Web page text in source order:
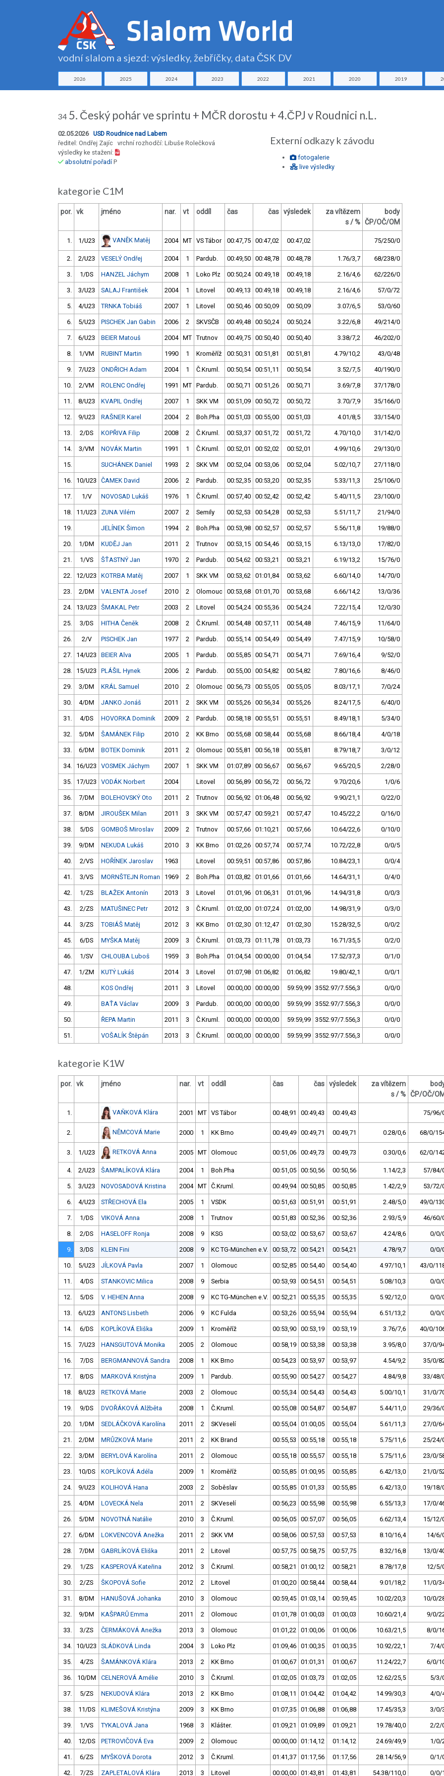
vodní slalom a sjezd: výsledky, žebříčky, data ČSK DV
2026 2025 2024 2023 2022 2021 2020 2019
34 5. Český pohár ve sprintu + MČR dorostu + 4.ČPJ v Roudnici n.L.
02.05.2026 USD Roudnice nad Labem
ředitel: Ondřej Zajíc vrchní rozhodčí: Libuše Rolečková
výsledky ke stažení:
absolutní pořadíP
Externí odkazy k závodu
fotogalerie
live výsledky
kategorie C1M
por. vk jméno nar. vt oddíl čas čas výsledek
za vítězem
s / %
body
ČP/OČ/OM
1. 1/U23 VANĚK Matěj 2004 MT VS Tábor 00:47,75 00:47,02 00:47,02 75/250/0
2. 2/U23 VESELÝ Ondřej 2004 1 Pardub. 00:49,50 00:48,78 00:48,78 1.76/3,7 68/238/0
3. 1/DS HANZEL Jáchym 2008 1 Loko Plz 00:50,24 00:49,18 00:49,18 2.16/4,6 62/226/0
3. 3/U23 SALAJ František 2004 1 Litovel 00:49,13 00:49,18 00:49,18 2.16/4,6 57/0/72
5. 4/U23 TRNKA Tobiáš 2007 1 Litovel 00:50,46 00:50,09 00:50,09 3.07/6,5 53/0/60
6. 5/U23 PISCHEK Jan Gabin 2006 2 SKVSČB 00:49,48 00:50,24 00:50,24 3.22/6,8 49/214/0
7. 6/U23 BEIER Matouš 2004 MT Trutnov 00:49,75 00:50,40 00:50,40 3.38/7,2 46/202/0
8. 1/VM RUBINT Martin 1990 1 Kroměříž 00:50,31 00:51,81 00:51,81 4.79/10,2 43/0/48
9. 7/U23 ONDŘICH Adam 2004 1 Č.Kruml. 00:50,54 00:51,11 00:50,54 3.52/7,5 40/190/0
10. 2/VM ROLENC Ondřej 1991 MT Pardub. 00:50,71 00:51,26 00:50,71 3.69/7,8 37/178/0
11. 8/U23 KVAPIL Ondřej 2007 1 SKK VM 00:51,09 00:50,72 00:50,72 3.70/7,9 35/166/0
12. 9/U23 RAŠNER Karel 2004 2 Boh.Pha 00:51,03 00:55,00 00:51,03 4.01/8,5 33/154/0
13. 2/DS KOPŘIVA Filip 2008 2 Č.Kruml. 00:53,37 00:51,72 00:51,72 4.70/10,0 31/142/0
14. 3/VM NOVÁK Martin 1991 1 Č.Kruml. 00:52,01 00:52,02 00:52,01 4.99/10,6 29/130/0
15. SUCHÁNEK Daniel 1993 2 SKK VM 00:52,04 00:53,06 00:52,04 5.02/10,7 27/118/0
16. 10/U23 ČAMEK David 2006 2 Pardub. 00:52,35 00:53,20 00:52,35 5.33/11,3 25/106/0
17. 1/V NOVOSAD Lukáš 1976 1 Č.Kruml. 00:57,40 00:52,42 00:52,42 5.40/11,5 23/100/0
18. 11/U23 ZUNA Vilém 2007 2 Semily 00:52,53 00:54,28 00:52,53 5.51/11,7 21/94/0
19. JELÍNEK Šimon 1994 2 Boh.Pha 00:53,98 00:52,57 00:52,57 5.56/11,8 19/88/0
20. 1/DM KUDĚJ Jan 2011 2 Trutnov 00:53,15 00:54,46 00:53,15 6.13/13,0 17/82/0
21. 1/VS ŠŤASTNÝ Jan 1970 2 Pardub. 00:54,62 00:53,21 00:53,21 6.19/13,2 15/76/0
22. 12/U23 KOTRBA Matěj 2007 1 SKK VM 00:53,62 01:01,84 00:53,62 6.60/14,0 14/70/0
23. 2/DM VALENTA Josef 2010 2 Olomouc 00:53,68 01:01,70 00:53,68 6.66/14,2 13/0/36
24. 13/U23 ŠMAKAL Petr 2003 2 Litovel 00:54,24 00:55,36 00:54,24 7.22/15,4 12/0/30
25. 3/DS HITHA Čeněk 2008 2 Č.Kruml. 00:54,48 00:57,11 00:54,48 7.46/15,9 11/64/0
26. 2/V PISCHEK Jan 1977 2 Pardub. 00:55,14 00:54,49 00:54,49 7.47/15,9 10/58/0
27. 14/U23 BEIER Alva 2005 1 Pardub. 00:55,85 00:54,71 00:54,71 7.69/16,4 9/52/0
28. 15/U23 PLÁŠIL Hynek 2006 2 Pardub. 00:55,00 00:54,82 00:54,82 7.80/16,6 8/46/0
29. 3/DM KRÁL Samuel 2010 2 Olomouc 00:56,73 00:55,05 00:55,05 8.03/17,1 7/0/24
30. 4/DM JANKO Jonáš 2011 2 SKK VM 00:55,26 00:56,34 00:55,26 8.24/17,5 6/40/0
31. 4/DS HOVORKA Dominik 2009 2 Pardub. 00:58,18 00:55,51 00:55,51 8.49/18,1 5/34/0
32. 5/DM ŠAMÁNEK Filip 2010 2 KK Brno 00:55,68 00:58,44 00:55,68 8.66/18,4 4/0/18
33. 6/DM BOTEK Dominik 2011 2 Olomouc 00:55,81 00:56,18 00:55,81 8.79/18,7 3/0/12
34. 16/U23 VOSMEK Jáchym 2007 1 SKK VM 01:07,89 00:56,67 00:56,67 9.65/20,5 2/28/0
35. 17/U23 VODÁK Norbert 2004 Litovel 00:56,89 00:56,72 00:56,72 9.70/20,6 1/0/6
36. 7/DM BOLEHOVSKÝ Oto 2011 2 Trutnov 00:56,92 01:06,48 00:56,92 9.90/21,1 0/22/0
37. 8/DM JIROUŠEK Milan 2011 3 SKK VM 00:57,47 00:59,21 00:57,47 10.45/22,2 0/16/0
38. 5/DS GOMBOŠ Miroslav 2009 2 Trutnov 00:57,66 01:10,21 00:57,66 10.64/22,6 0/10/0
39. 9/DM NEKUDA Lukáš 2010 3 KK Brno 01:02,26 00:57,74 00:57,74 10.72/22,8 0/0/5
40. 2/VS HOŘÍNEK Jaroslav 1963 Litovel 00:59,51 00:57,86 00:57,86 10.84/23,1 0/0/4
41. 3/VS MORNŠTEJN Roman 1969 2 Boh.Pha 01:03,82 01:01,66 01:01,66 14.64/31,1 0/4/0
42. 1/ZS BLAŽEK Antonín 2013 3 Litovel 01:01,96 01:06,31 01:01,96 14.94/31,8 0/0/3
43. 2/ZS MATUŠINEC Petr 2012 3 Č.Kruml. 01:02,00 01:07,24 01:02,00 14.98/31,9 0/3/0
44. 3/ZS TOBIÁŠ Matěj 2012 3 KK Brno 01:02,30 01:12,47 01:02,30 15.28/32,5 0/0/2
45. 6/DS MYŠKA Matěj 2009 3 Č.Kruml. 01:03,73 01:11,78 01:03,73 16.71/35,5 0/2/0
46. 1/SV CHLOUBA Luboš 1959 3 Boh.Pha 01:04,54 00:00,00 01:04,54 17.52/37,3 0/1/0
47. 1/ZM KUTÝ Lukáš 2014 3 Litovel 01:07,98 01:06,82 01:06,82 19.80/42,1 0/0/1
48. KOS Ondřej 2011 3 Litovel 00:00,00 00:00,00 59:59,99 3552.97/7.556,3 0/0/0
49. BAŤA Václav 2009 3 Pardub. 00:00,00 00:00,00 59:59,99 3552.97/7.556,3 0/0/0
50. ŘEPA Martin 2011 3 Č.Kruml. 00:00,00 00:00,00 59:59,99 3552.97/7.556,3 0/0/0
51. VOŠALÍK Štěpán 2013 3 Č.Kruml. 00:00,00 00:00,00 59:59,99 3552.97/7.556,3 0/0/0
kategorie K1W
por. vk jméno nar. vt oddíl čas čas výsledek
za vítězem
s / % ČP/OČ/
1. VAŇKOVÁ Klára 2001 MT VS Tábor 00:48,91 00:49,43 00:49,43 75/96/
2. NĚMCOVÁ Marie 2000 1 KK Brno 00:49,49 00:49,71 00:49,71 0.28/0,6 68/0/
3. 1/U23 RETKOVÁ Anna 2005 MT Olomouc 00:51,06 00:49,73 00:49,73 0.30/0,6 62/0/
4. 2/U23 ŠAMPALÍKOVÁ Klára 2004 1 Boh.Pha 00:51,05 00:50,56 00:50,56 1.14/2,3 57/84/
5. 3/U23 NOVOSADOVÁ Kristina 2004 MT Č.Kruml. 00:49,94 00:50,85 00:50,85 1.42/2,9 53/72/
6. 4/U23 STŘECHOVÁ Ela 2005 1 VSDK 00:51,63 00:51,91 00:51,91 2.48/5,0 49/0/
7. 1/DS VIKOVÁ Anna 2008 1 Trutnov 00:51,83 00:52,36 00:52,36 2.93/5,9 46/60/
8. 2/DS HASELOFF Ronja 2008 9 KSG 00:53,02 00:53,67 00:53,67 4.24/8,6 0/0/
9. 3/DS KLEIN Fini 2008 9 KC TG-München e.V. 00:53,72 00:54,21 00:54,21 4.78/9,7 0/0/
10. 5/U23 JÍLKOVÁ Pavla 2007 1 Olomouc 00:52,85 00:54,40 00:54,40 4.97/10,1 43/0/
11. 4/DS STANKOVIC Milica 2008 9 Serbia 00:53,93 00:54,51 00:54,51 5.08/10,3 0/0/
12. 5/DS V. HEHEN Anna 2008 9 KC TG-München e.V. 00:52,21 00:55,35 00:55,35 5.92/12,0 0/0/
13. 6/U23 ANTONS Lisbeth 2006 9 KC Fulda 00:53,26 00:55,94 00:55,94 6.51/13,2 0/0/
14. 6/DS KOPLÍKOVÁ Eliška 2009 1 Kroměříž 00:53,90 00:53,19 00:53,19 3.76/7,6 40/0/
15. 7/U23 HANSGUTOVÁ Monika 2005 2 Olomouc 00:58,19 00:53,38 00:53,38 3.95/8,0 37/0/
16. 7/DS BERGMANNOVÁ Sandra 2008 1 KK Brno 00:54,23 00:53,97 00:53,97 4.54/9,2 35/0/
17. 8/DS MARKOVÁ Kristýna 2009 1 Pardub. 00:55,90 00:54,27 00:54,27 4.84/9,8 33/48/
18. 8/U23 RETKOVÁ Marie 2003 2 Olomouc 00:55,34 00:54,43 00:54,43 5.00/10,1 31/0/
19. 9/DS DVOŘÁKOVÁ Alžběta 2008 1 Č.Kruml. 00:55,08 00:54,87 00:54,87 5.44/11,0 29/36/
20. 1/DM SEDLÁČKOVÁ Karolína 2011 2 SKVeselí 00:55,04 01:00,05 00:55,04 5.61/11,3 27/0/
21. 2/DM MRŮZKOVÁ Marie 2011 2 KK Brand 00:55,53 00:55,18 00:55,18 5.75/11,6 25/24/
22. 3/DM BERYLOVÁ Karolína 2011 2 Olomouc 00:55,18 00:55,57 00:55,18 5.75/11,6 23/0/
23. 10/DS KOPLÍKOVÁ Adéla 2009 1 Kroměříž 00:55,85 01:00,95 00:55,85 6.42/13,0 21/0/
24. 9/U23 KOLIHOVÁ Hana 2003 2 Soběslav 00:55,85 01:01,33 00:55,85 6.42/13,0 19/18/
25. 4/DM LOVECKÁ Nela 2011 2 SKVeselí 00:56,23 00:55,98 00:55,98 6.55/13,3 17/0/
26. 5/DM NOVOTNÁ Natálie 2010 3 Č.Kruml. 00:56,05 00:57,07 00:56,05 6.62/13,4 15/12/
27. 6/DM LOKVENCOVÁ Anežka 2011 2 SKK VM 00:58,06 00:57,53 00:57,53 8.10/16,4 14/6/
28. 7/DM GABRLÍKOVÁ Eliška 2011 2 Litovel 00:57,75 00:58,75 00:57,75 8.32/16,8 13/0/
29. 1/ZS KASPEROVÁ Kateřina 2012 3 Č.Kruml. 00:58,21 01:00,12 00:58,21 8.78/17,8 12/5/
30. 2/ZS ŠKOPOVÁ Sofie 2012 2 Litovel 01:00,20 00:58,44 00:58,44 9.01/18,2 11/0/
31. 8/DM HANUŠOVÁ Johanka 2010 3 Olomouc 00:59,45 01:03,14 00:59,45 10.02/20,3 10/0/
32. 9/DM KAŠPARŮ Emma 2011 2 Olomouc 01:01,78 01:00,03 01:00,03 10.60/21,4 9/0/
33. 3/ZS ČERMÁKOVÁ Anežka 2013 3 Olomouc 01:01,22 01:00,06 01:00,06 10.63/21,5 8/0/
34. 10/U23 SLÁDKOVÁ Linda 2004 3 Loko Plz 01:09,46 01:00,35 01:00,35 10.92/22,1 7/4/
35. 4/ZS ŠAMÁNKOVÁ Klára 2013 2 KK Brno 01:00,67 01:01,31 01:00,67 11.24/22,7 6/0/
36. 10/DM CELNEROVÁ Amélie 2010 3 Č.Kruml. 01:02,05 01:03,73 01:02,05 12.62/25,5 5/3/
37. 5/ZS NEKUDOVÁ Klára 2013 2 KK Brno 01:08,11 01:04,42 01:04,42 14.99/30,3 4/0/
38. 11/DS KLIMEŠOVÁ Kristýna 2009 3 KK Brno 01:07,35 01:06,88 01:06,88 17.45/35,3 3/0/
39. 1/VS TYKALOVÁ Jana 1968 3 Klášter. 01:09,21 01:09,89 01:09,21 19.78/40,0 2/2/
40. 12/DS PETROVIČOVÁ Eva 2009 2 Olomouc 00:00,00 01:14,12 01:14,12 24.69/49,9 1/0/
41. 6/ZS MYŠKOVÁ Dorota 2012 3 Č.Kruml. 01:41,37 01:17,56 01:17,56 28.14/56,9 0/1/
42. 7/ZS ZAPLETALOVÁ Klára 2013 3 Litovel 00:00,00 01:43,81 01:43,81 54.38/110,0 0/0/